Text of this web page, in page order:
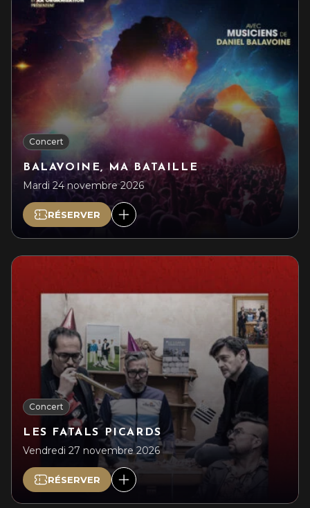
Concert
BALAVOINE, MA BATAILLE
Mardi 24 novembre 2026
RÉSERVER
Concert
LES FATALS PICARDS
Vendredi 27 novembre 2026
RÉSERVER